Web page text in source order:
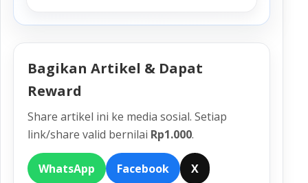
Bagikan Artikel & Dapat
Reward
Share artikel ini ke media sosial. Setiap
link/share valid bernilai Rp1.000.
WhatsApp Facebook X